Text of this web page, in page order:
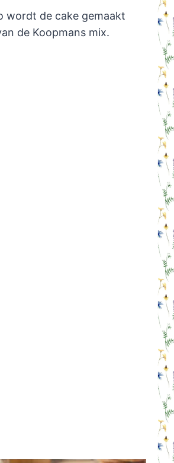
wordt de cake gemaakt
de Koopmans mix.